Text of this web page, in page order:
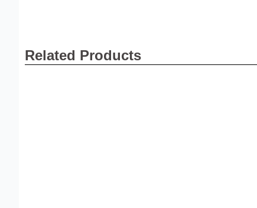
Related Products